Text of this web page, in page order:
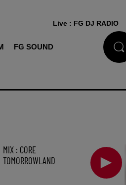
FG SOUND
Live : FG DJ RADIO
MIX : CORE
TOMORROWLAND